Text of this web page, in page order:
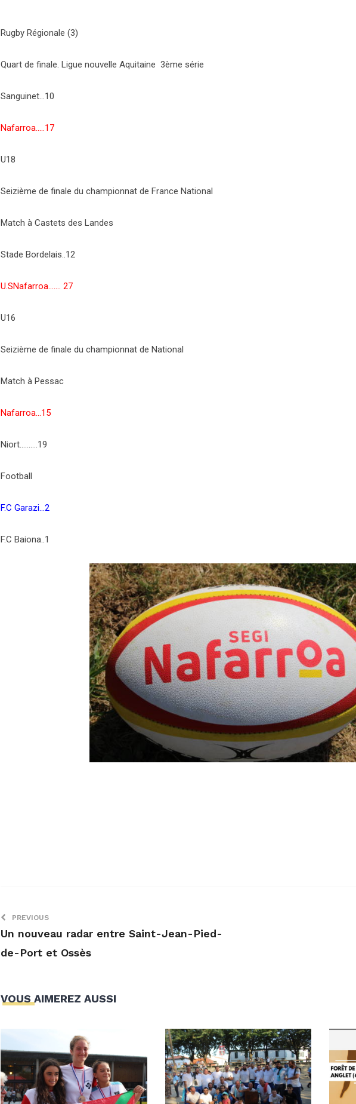
Rugby Régionale (3)
Quart de finale. Ligue nouvelle Aquitaine 3ème série
Sanguinet…10
Nafarroa…..17
U18
Seizième de finale du championnat de France National
Match à Castets des Landes
Stade Bordelais..12
U.SNafarroa……. 27
U16
Seizième de finale du championnat de National
Match à Pessac
Nafarroa…15
Niort……….19
Football
F.C Garazi…2
F.C Baiona..1
PREVIOUS
Un nouveau radar entre Saint-Jean-Pied-
de-Port et Ossès
VOUS AIMEREZ AUSSI